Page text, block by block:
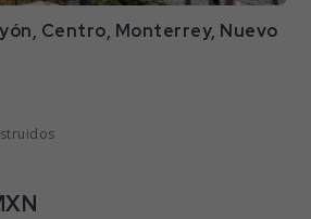
Centro, Monterrey, Nuevo